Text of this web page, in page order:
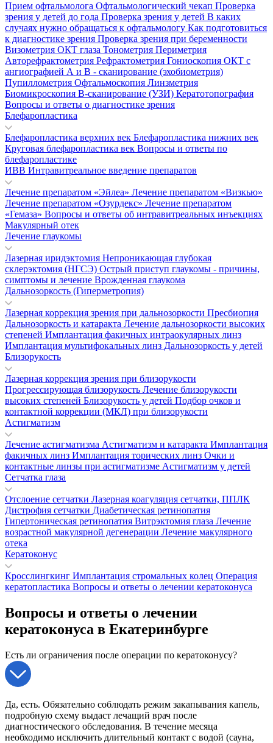
Прием офтальмолога Офтальмологический чекап Проверка
зрения у детей до года Проверка зрения у детей В каких
случаях нужно обращаться к офтальмологу Как подготовиться
к диагностике зрения Проверка зрения при беременности
Визометрия ОКТ глаза Тонометрия Периметрия
Авторефрактометрия Рефрактометрия Гониоскопия ОКТ с
ангиографией А и В - сканирование (эхобиометрия)
Пупиллометрия Офтальмоскопия Линзметрия
Биомикроскопия В-сканирование (УЗИ) Кератотопография
Вопросы и ответы о диагностике зрения
Блефаропластика
Блефаропластика верхних век Блефаропластика нижних век
Круговая блефаропластика век Вопросы и ответы по
блефаропластике
ИВВ Интравитреальное введение препаратов
Лечение препаратом «Эйлеа» Лечение препаратом «Визкью»
Лечение препаратом «Озурдекс» Лечение препаратом
«Гемаза» Вопросы и ответы об интравитреальных инъекциях
Макулярный отек
Лечение глаукомы
Лазерная иридэктомия Непроникающая глубокая
склерэктомия (НГСЭ) Острый приступ глаукомы - причины,
симптомы и лечение Врожденная глаукома
Дальнозоркость (Гиперметропия)
Лазерная коррекция зрения при дальнозоркости Пресбиопия
Дальнозоркость и катаракта Лечение дальнозоркости высоких
степеней Имплантация факичных интраокулярных линз
Имплантация мультифокальных линз Дальнозоркость у детей
Близорукость
Лазерная коррекция зрения при близорукости
Прогрессирующая близорукость Лечение близорукости
высоких степеней Близорукость у детей Подбор очков и
контактной коррекции (МКЛ) при близорукости
Астигматизм
Лечение астигматизма Астигматизм и катаракта Имплантация
факичных линз Имплантация торических линз Очки и
контактные линзы при астигматизме Астигматизм у детей
Сетчатка глаза
Отслоение сетчатки Лазерная коагуляция сетчатки, ППЛК
Дистрофия сетчатки Диабетическая ретинопатия
Гипертоническая ретинопатия Витрэктомия глаза Лечение
возрастной макулярной дегенерации Лечение макулярного
отека
Кератоконус
Кросслингкинг Имплантация стромальных колец Операция
кератопластика Вопросы и ответы о лечении кератоконуса
Вопросы и ответы о лечении
кератоконуса в Екатеринбурге
Есть ли ограничения после операции по кератоконусу?
Да, есть. Обязательно соблюдать режим закапывания капель,
подробную схему выдаст лечащий врач после
диагностического обследования. В течение месяца
необходимо исключить длительный контакт с водой (сауна,